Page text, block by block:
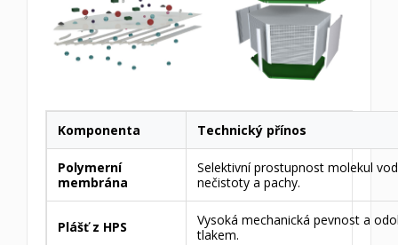
Komponenta Technický přínos
Polymerní
membrána
Selektivní prostupnost molekul
nečistoty a pachy.
Plášť z HPS
Vysoká mechanická pevnost a
tlakem.